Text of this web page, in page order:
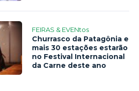
FEIRAS & EVENtos
Churrasco da Patagônia e
mais 30 estações estarão
no Festival Internacional
da Carne deste ano